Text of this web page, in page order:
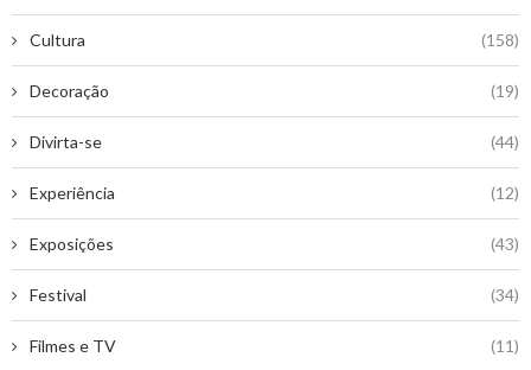
Cultura (158)
Decoração (19)
Divirta-se (44)
Experiência (12)
Exposições (43)
Festival (34)
Filmes e TV (11)